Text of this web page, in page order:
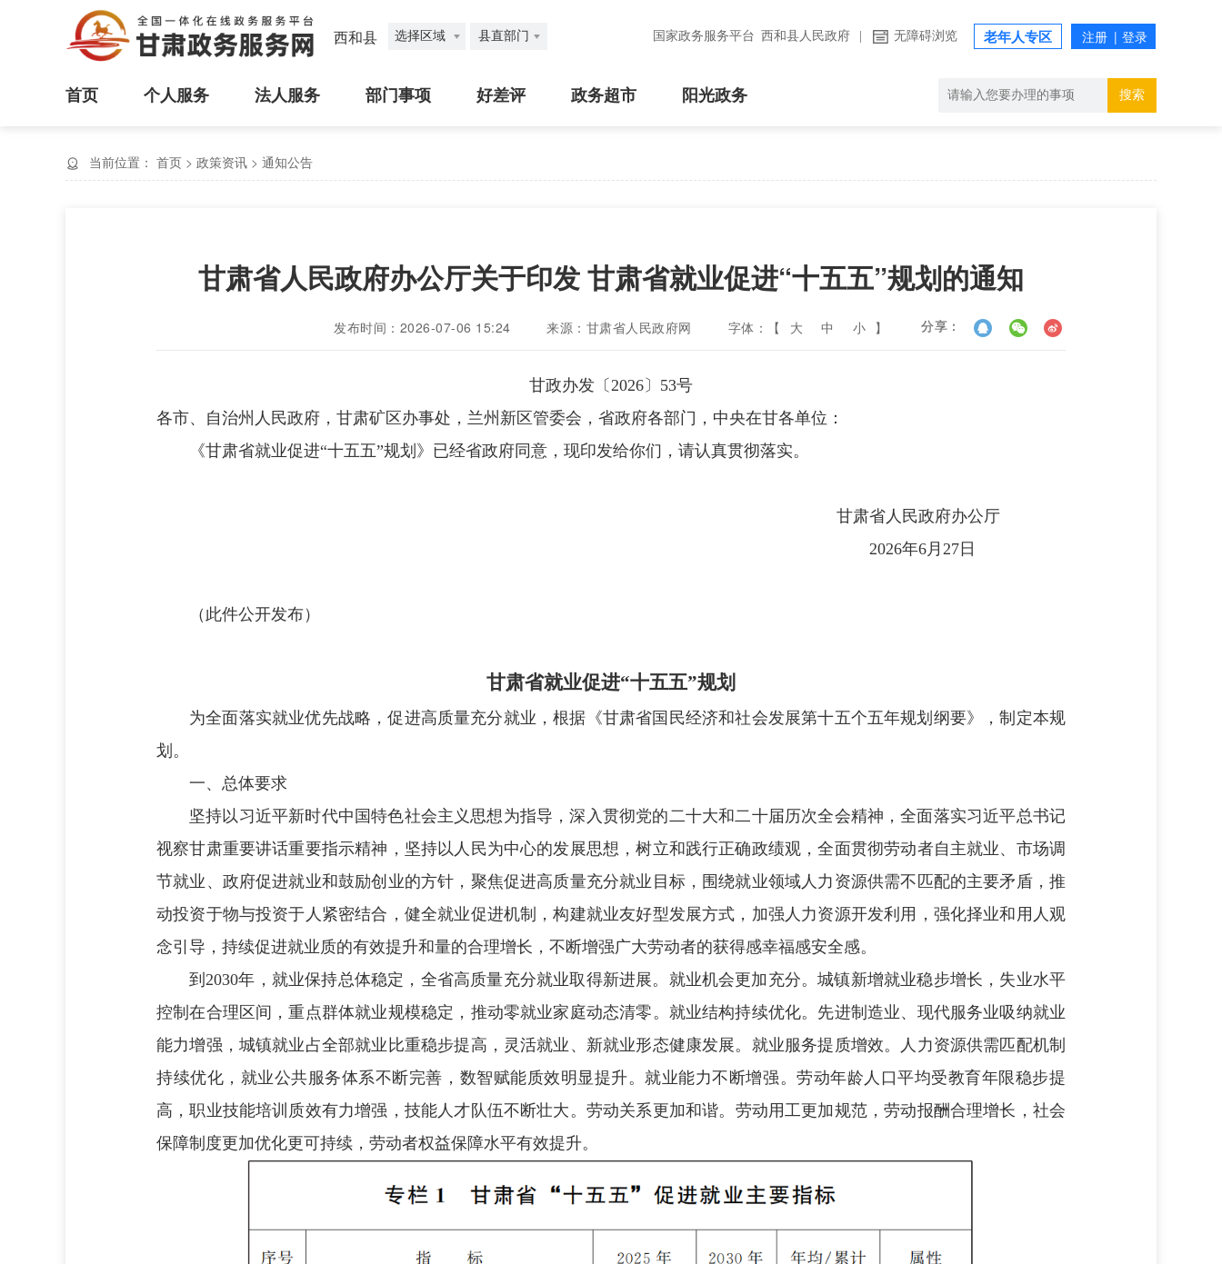
西和县 选择区域 县直部门 国家政务服务平台 西和县人民政府 无障碍浏览 老年人专区
首页 个人服务 法人服务 部门事项 好差评 政务超市 阳光政务 搜索
当前位置： 首页 > 政策资讯 > 通知公告
甘肃省人民政府办公厅关于印发 甘肃省就业促进“十五五”规划的通知
发布时间：2026-07-06 15:24 来源：甘肃省人民政府网 字体：【 大 中 小 】 分享：
甘政办发〔2026〕53号
各市、自治州人民政府，甘肃矿区办事处，兰州新区管委会，省政府各部门，中央在甘各单位：
《甘肃省就业促进“十五五”规划》已经省政府同意，现印发给你们，请认真贯彻落实。
甘肃省人民政府办公厅
2026年6月27日
（此件公开发布）
甘肃省就业促进“十五五”规划
为全面落实就业优先战略，促进高质量充分就业，根据《甘肃省国民经济和社会发展第十五个五年规划纲要》，制定本规
划。
一、总体要求
坚持以习近平新时代中国特色社会主义思想为指导，深入贯彻党的二十大和二十届历次全会精神，全面落实习近平总书记
视察甘肃重要讲话重要指示精神，坚持以人民为中心的发展思想，树立和践行正确政绩观，全面贯彻劳动者自主就业、市场调
节就业、政府促进就业和鼓励创业的方针，聚焦促进高质量充分就业目标，围绕就业领域人力资源供需不匹配的主要矛盾，推
动投资于物与投资于人紧密结合，健全就业促进机制，构建就业友好型发展方式，加强人力资源开发利用，强化择业和用人观
念引导，持续促进就业质的有效提升和量的合理增长，不断增强广大劳动者的获得感幸福感安全感。
到2030年，就业保持总体稳定，全省高质量充分就业取得新进展。 就业机会更加充分。城镇新增就业稳步增长，失业水平
控制在合理区间，重点群体就业规模稳定，推动零就业家庭动态清零。 就业结构持续优化。 先进制造业、现代服务业吸纳就业
能力增强，城镇就业占全部就业比重稳步提高，灵活就业、新就业形态健康发展。 就业服务提质增效。
人力资源供需匹配机制
持续优化，就业公共服务体系不断完善，数智赋能质效明显提升。就业能力不断增强。劳动年龄人口平均受教育年限稳步提
高，职业技能培训质效有力增强，技能人才队伍不断壮大。 劳动关系更加和谐。 劳动用工更加规范，劳动报酬合理增长，社会
保障制度更加优化更可持续，劳动者权益保障水平有效提升。